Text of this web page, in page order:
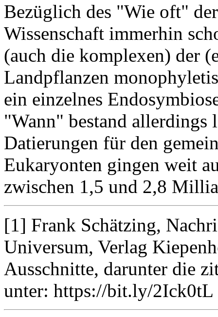
Bezüglich des "Wie oft"
Wissenschaft immerhin
(auch die komplexen) der
Landpflanzen
ein einzelnes
"Wann" bestand
Datierungen für den
Eukaryonten gingen weit
zwischen 1,5 und 2,8
[1] Frank Schätzing,
Universum, Verlag
Ausschnitte, darunter die
unter: https://bit.ly/2Ick0tL